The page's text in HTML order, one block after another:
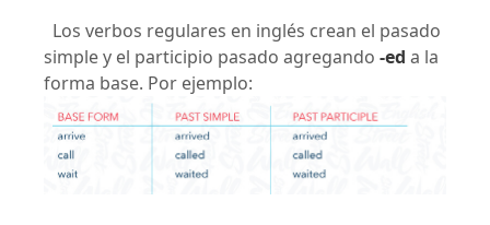
Los verbos regulares en inglés crean el pasado
simple y el participio pasado agregando -ed a la
forma base. Por ejemplo: